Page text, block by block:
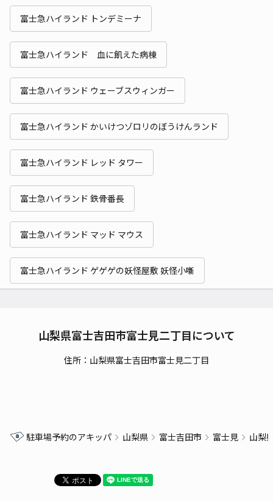
富士急ハイランド トンデミーナ
富士急ハイランド 血に飢えた病棟
富士急ハイランド ウェーブスウィンガー
富士急ハイランド かいけつゾロリのぼうけんランド
富士急ハイランド レッド タワー
富士急ハイランド 鉄骨番長
富士急ハイランド マッド マウス
富士急ハイランド ゲゲゲの妖怪屋敷 妖怪小噺
山梨県富士吉田市富士見二丁目について
住所：山梨県富士吉田市富士見二丁目
駐車場予約のアキッパ 山梨県 富士吉田市 富士見 山梨